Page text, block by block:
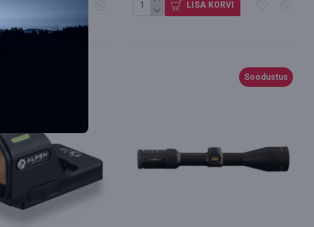
LISA KORVI
Soodustus